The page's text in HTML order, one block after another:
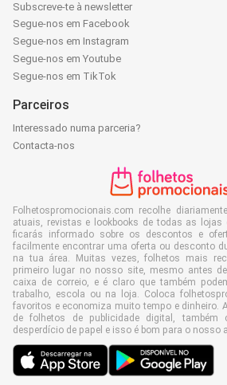
Subscreve-te à newsletter
Segue-nos em Facebook
Segue-nos em Instagram
Segue-nos em Youtube
Segue-nos em TikTok
Parceiros
Interessado numa parceria?
Contacta-nos
Folhetospromocionais.com recolhe
atuais, revistas e lookbooks de todas as lojas
ficarás informado sobre os descontos e
facilmente encontrar uma oferta ou desconto
na tua área. Muitas vezes, folhetos mais
primeiro lugar no nosso site, mesmo antes
caixa de correio, e é claro que também
trabalho, escola ou na loja. Coloca
favoritos e economiza muito tempo e dinheiro.
de folhetos de publicidade digital, também
desperdício de papel e isso é bom para o nosso